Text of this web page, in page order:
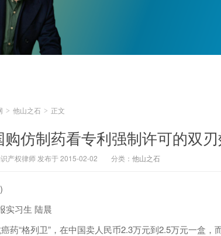
> 他山之石 > 正文
购仿制药看专利强制许可的双
产权律师 发布于 2015-02-02 分类： 他山之石
习生 陆晨
“格列卫”，在中国卖人民币2.3万元到2.5万元一盒，